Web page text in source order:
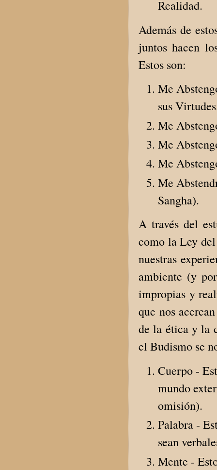
Realidad.
Además de
juntos hacen
Estos son:
Me
sus
Me
Me
Me
Me
Sangha).
A través del
como la Ley
nuestras
ambiente (y
impropias y
que nos
de la ética y la
el Budismo se
Cuerpo -
mundo
omisión).
Palabra -
sean
Mente -